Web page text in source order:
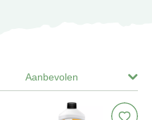
Aanbevolen